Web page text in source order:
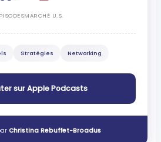
MARCHÉ U.S.
Stratégies Networking
sur Apple Podcasts
Christina Rebuffet-Broadus